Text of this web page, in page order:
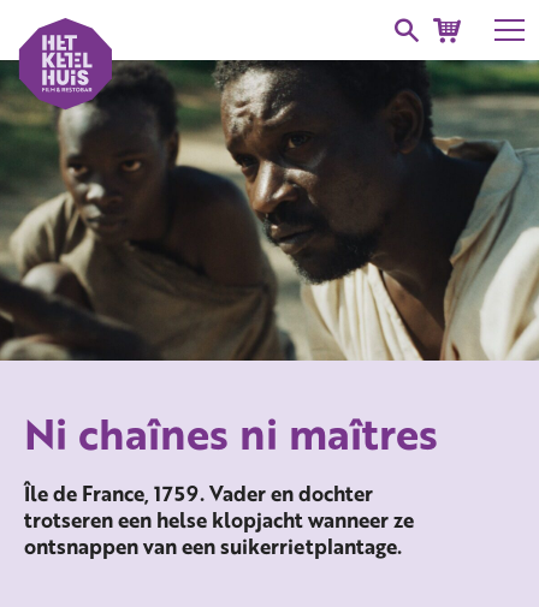
Ni chaînes ni maîtres
Île de France, 1759. Vader en dochter
trotseren een helse klopjacht wanneer ze
ontsnappen van een suikerrietplantage.